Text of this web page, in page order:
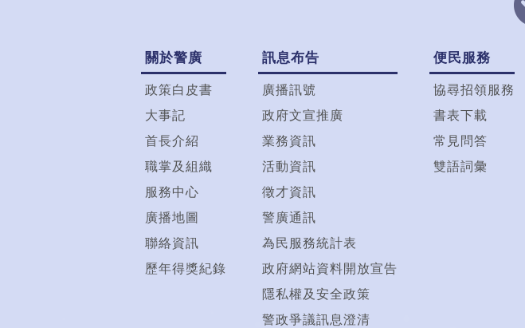
關於警廣
政策白皮書
大事記
首長介紹
職掌及組織
服務中心
廣播地圖
聯絡資訊
歷年得獎紀錄
訊息布告
廣播訊號
政府文宣推廣
業務資訊
活動資訊
徵才資訊
警廣通訊
為民服務統計表
政府網站資料開放宣告
隱私權及安全政策
警政爭議訊息澄清
便民服務
協尋招領服務
書表下載
常見問答
雙語詞彙